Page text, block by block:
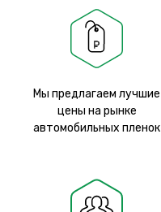
Мы предлагаем лучшие
цены на рынке
автомобильных пленок